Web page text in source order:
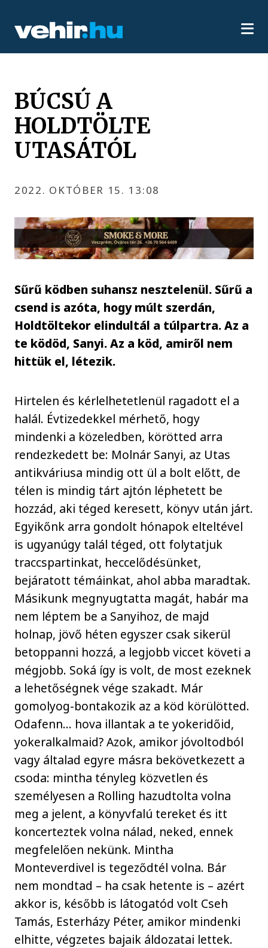
BÚCSÚ A
HOLDTÖLTE
UTASÁTÓL
2022. OKTÓBER 15. 13:08
Sűrű ködben suhansz nesztelenül. Sűrű a
csend is azóta, hogy múlt szerdán,
Holdtöltekor elindultál a túlpartra. Az a
te ködöd, Sanyi. Az a köd, amiről nem
hittük el, létezik.
Hirtelen és kérlelhetetlenül ragadott el a
halál. Évtizedekkel mérhető, hogy
mindenki a közeledben, körötted arra
rendezkedett be: Molnár Sanyi, az Utas
antikváriusa mindig ott ül a bolt előtt, de
télen is mindig tárt ajtón léphetett be
hozzád, aki téged keresett, könyv után járt.
Egyikőnk arra gondolt hónapok elteltével
is ugyanúgy talál téged, ott folytatjuk
traccspartinkat, heccelődésünket,
bejáratott témáinkat, ahol abba maradtak.
Másikunk megnyugtatta magát, habár ma
nem léptem be a Sanyihoz, de majd
holnap, jövő héten egyszer csak sikerül
betoppanni hozzá, a legjobb viccet követi a
mégjobb. Soká így is volt, de most ezeknek
a lehetőségnek vége szakadt. Már
gomolyog-bontakozik az a köd körülötted.
Odafenn… hova illantak a te yokeridőid,
yokeralkalmaid? Azok, amikor jóvoltodból
vagy általad egyre másra bekövetkezett a
csoda: mintha tényleg közvetlen és
személyesen a Rolling hazudtolta volna
meg a jelent, a könyvfalú tereket és itt
koncerteztek volna nálad, neked, ennek
megfelelően nekünk. Mintha
Monteverdivel is tegeződtél volna. Bár
nem mondtad – ha csak hetente is – azért
akkor is, később is látogatód volt Cseh
Tamás, Esterházy Péter, amikor mindenki
elhitte, végzetes bajaik áldozatai lettek.